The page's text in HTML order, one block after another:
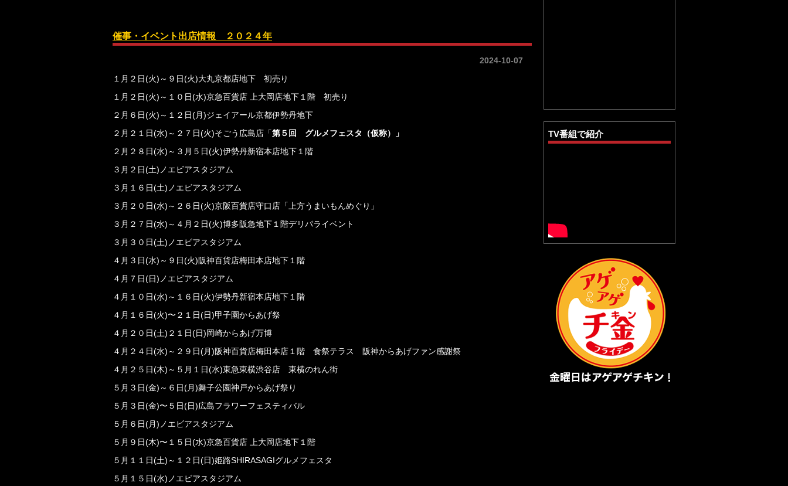
催事・イベント出店情報 ２０２４年
2024-10-07
１月２日(火)～９日(火)大丸京都店地下 初売り
１月２日(火)～１０日(水)京急百貨店 上大岡店地下１階 初売り
２月６日(火)～１２日(月)ジェイアール京都伊勢丹地下
２月２１日(水)～２７日(火)そごう広島店「第５ 回 グルメフェスタ（仮称）」
２月２８日(水)～３月５日(火)伊勢丹新宿本店地下１階
３月２日(土)ノエビアスタジアム
３月１６日(土)ノエビアスタジアム
３月２０日(水)～２６日(火)京阪百貨店守口店「上方うまいもんめぐり」
３月２７日(水)～４月２日(火)博多阪急地下１階デリパライベント
３月３０日(土)ノエビアスタジアム
４月３日(水)～９日(火)阪神百貨店梅田本店地下１階
４月７日(日)ノエビアスタジアム
４月１０日(水)～１６日(火)伊勢丹新宿本店地下１階
４月１６日(火)〜２１日(日)甲子園からあげ祭
４月２０日(土)２１日(日)岡崎からあげ万博
４月２４日(水)～２９日(月)阪神百貨店梅田本店１階 食祭テラス 阪神からあげファン感謝祭
４月２５日(木)～５月１日(水)東急東横渋谷店 東横のれん街
５月３日(金)～６日(月)舞子公園神戸からあげ祭り
５月３日(金)〜５日(日)広島フラワーフェスティバル
５月６日(月)ノエビアスタジアム
５月９日(木)〜１５日(水)京急百貨店 上大岡店地下１階
５月１１日(土)～１２日(日)姫路SHIRASAGIグルメフェスタ
５月１５日(水)ノエビアスタジアム
TV番組で紹介